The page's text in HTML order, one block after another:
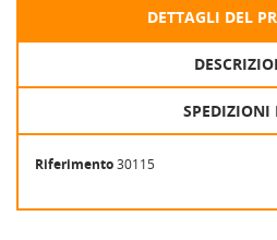
DETTAGLI DEL
SPEDIZIONI
Riferimento30115